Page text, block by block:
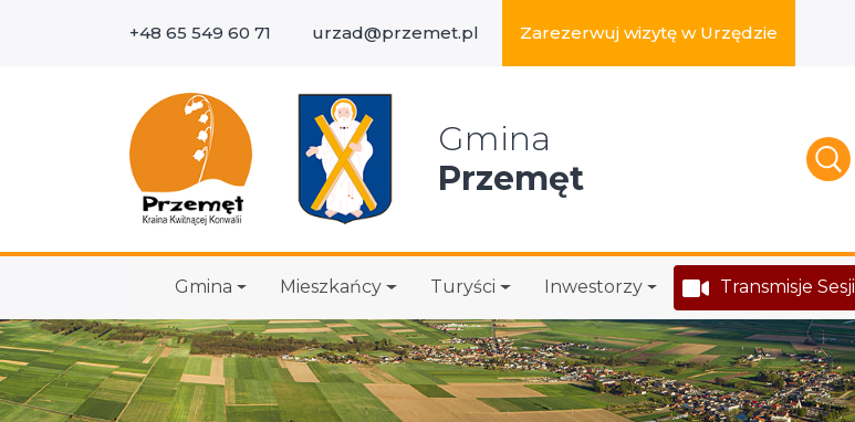
+48 65 549 60 71 urzad@przemet.pl Zarezerwuj wizytę w Urzędzie
Gmina
Przemęt
Gmina Mieszkańcy Turyści Inwestorzy Transmisje Sesji
Wyszukaj w serwisie